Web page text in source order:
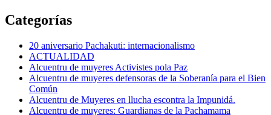
Categorías
20 aniversario Pachakuti: internacionalismo
ACTUALIDAD
Alcuentru de muyeres Activistes pola Paz
Alcuentru de muyeres defensoras de la Soberanía para el Bien
Común
Alcuentru de Muyeres en llucha escontra la Impunidá.
Alcuentru de muyeres: Guardianas de la Pachamama